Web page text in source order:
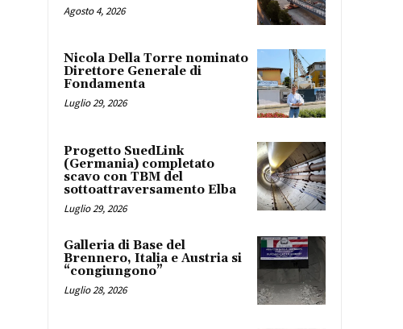
Agosto 4, 2026
Nicola Della Torre nominato
Direttore Generale di
Fondamenta
Luglio 29, 2026
Progetto SuedLink
(Germania) completato
scavo con TBM del
sottoattraversamento Elba
Luglio 29, 2026
Galleria di Base del
Brennero, Italia e Austria si
“congiungono”
Luglio 28, 2026